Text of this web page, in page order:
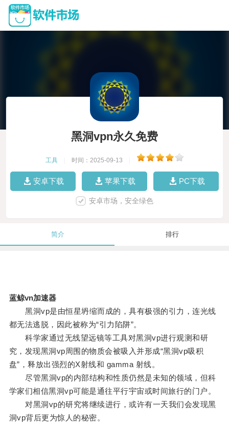
黑洞vpn永久免费
工具 时间：2025-09-13
安卓下载 苹果下载 PC下载
安卓市场，安全绿色
简介 排行
蓝鲸vn加速器
黑洞vp是由恒星坍缩而成的，具有极强的引力，连光线
都无法逃脱，因此被称为“引力陷阱”。
科学家通过无线望远镜等工具对黑洞vp进行观测和研
究，发现黑洞vp周围的物质会被吸入并形成“黑洞vp吸积
盘”，释放出强烈的X射线和 gamma 射线。
尽管黑洞vp的内部结构和性质仍然是未知的领域，但科
学家们相信黑洞vp可能是通往平行宇宙或时间旅行的门户。
对黑洞vp的研究将继续进行，或许有一天我们会发现黑
洞vp背后更为惊人的秘密。